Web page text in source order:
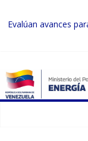
Evalúan avances
Inspeccionan
Gobierno Nacional
ante el fenómeno
Termocarabobo